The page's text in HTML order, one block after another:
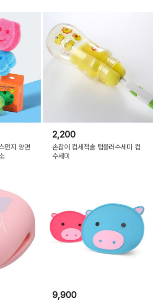
펀지 양면
2,200
손잡이 컵세척솔 텀블러수세미 컵
수세미
9,900